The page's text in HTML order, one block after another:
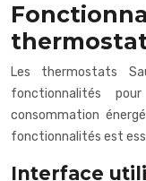
Les thermostats
fonctionnalités
consommation
fonctionnalités est
Interface